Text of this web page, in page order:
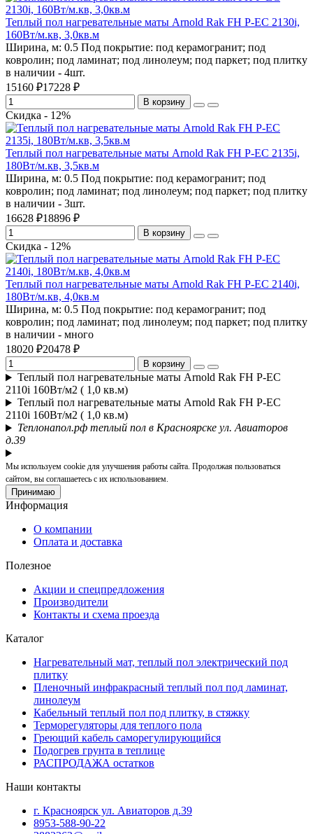
Теплый пол нагревательные маты Arnold Rak FH P-EС 2130i,
160Bт/м.кв, 3,0кв.м
Ширина, м: 0.5 Под покрытие: под керамогранит; под
ковролин; под ламинат; под линолеум; под паркет; под плитку
в наличии - 4шт.
15160 ₽17228 ₽
В корзину
Скидка - 12%
Теплый пол нагревательные маты Arnold Rak FH P-EС 2135i,
180Bт/м.кв, 3,5кв.м
Ширина, м: 0.5 Под покрытие: под керамогранит; под
ковролин; под ламинат; под линолеум; под паркет; под плитку
в наличии - 3шт.
16628 ₽18896 ₽
В корзину
Скидка - 12%
Теплый пол нагревательные маты Arnold Rak FH P-EС 2140i,
180Bт/м.кв, 4,0кв.м
Ширина, м: 0.5 Под покрытие: под керамогранит; под
ковролин; под ламинат; под линолеум; под паркет; под плитку
в наличии - много
18020 ₽20478 ₽
В корзину
Теплый пол нагревательные маты Arnold Rak FH P-EС
2110i 160Вт/м2 ( 1,0 кв.м)
Теплый пол нагревательные маты Arnold Rak FH P-EС
2110i 160Вт/м2 ( 1,0 кв.м)
Теплонапол.рф теплый пол в Красноярске ул. Авиаторов
д.39
Мы используем cookie для улучшения работы сайта. Продолжая пользоваться
сайтом, вы соглашаетесь с их использованием.
Принимаю
Информация
О компании
Оплата и доставка
Полезное
Акции и спецпредложения
Производители
Контакты и схема проезда
Каталог
Нагревательный мат, теплый пол электрический под
плитку
Пленочный инфракрасный теплый пол под ламинат,
линолеум
Кабельный теплый пол под плитку, в стяжку
Терморегуляторы для теплого пола
Греющий кабель саморегулирующийся
Подогрев грунта в теплице
РАСПРОДАЖА остатков
Наши контакты
г. Красноярск ул. Авиаторов д.39
8953-588-90-22